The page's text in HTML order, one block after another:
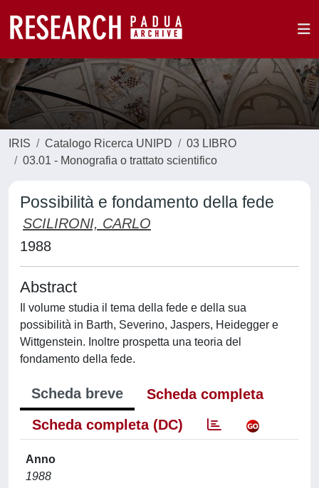
IRIS Catalogo Ricerca UNIPD
03 LIBRO
03.01 - Monografia o trattato scientifico
Possibilità e fondamento della fede
SCILIRONI, CARLO
1988
Abstract
Il volume studia il tema della fede e della sua
possibilità in Barth, Severino, Jaspers, Heidegger e
Wittgenstein. Inoltre prospetta una teoria del
fondamento della fede.
Scheda breve
Scheda completa
Scheda completa (DC)
Anno
1988